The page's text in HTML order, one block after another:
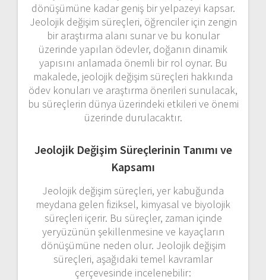
dönüşümüne kadar geniş bir yelpazeyi kapsar.
Jeolojik değişim süreçleri, öğrenciler için zengin
bir araştırma alanı sunar ve bu konular
üzerinde yapılan ödevler, doğanın dinamik
yapısını anlamada önemli bir rol oynar. Bu
makalede, jeolojik değişim süreçleri hakkında
ödev konuları ve araştırma önerileri sunulacak,
bu süreçlerin dünya üzerindeki etkileri ve önemi
üzerinde durulacaktır.
Jeolojik Değişim Süreçlerinin Tanımı ve
Kapsamı
Jeolojik değişim süreçleri, yer kabuğunda
meydana gelen fiziksel, kimyasal ve biyolojik
süreçleri içerir. Bu süreçler, zaman içinde
yeryüzünün şekillenmesine ve kayaçların
dönüşümüne neden olur. Jeolojik değişim
süreçleri, aşağıdaki temel kavramlar
çerçevesinde incelenebilir: